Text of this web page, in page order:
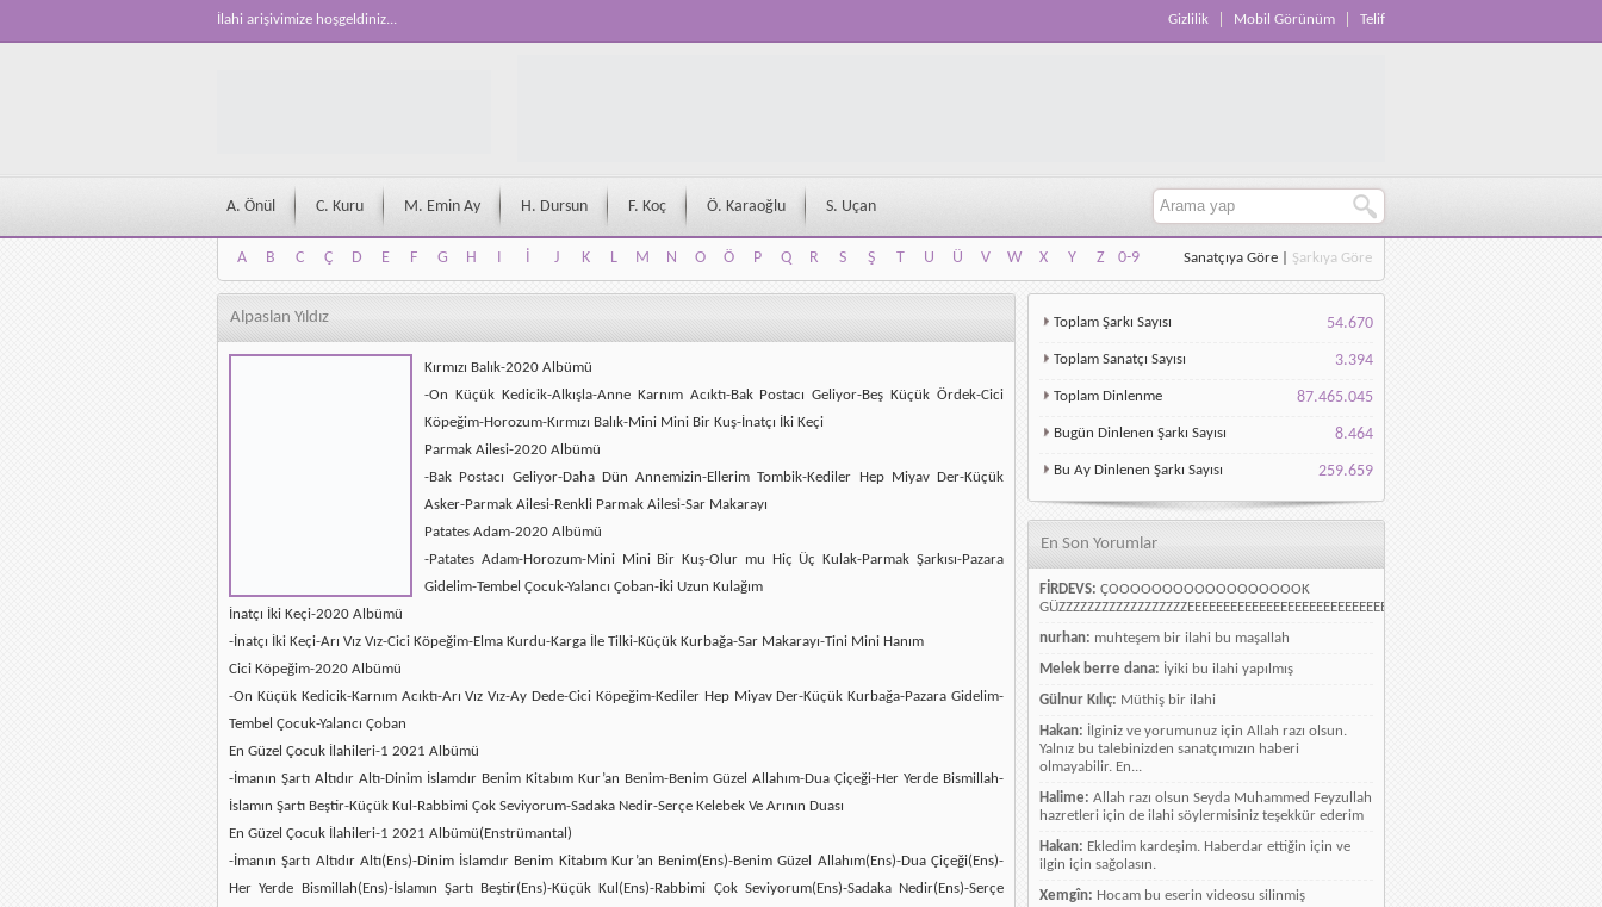
İlahi arişivimize hoşgeldiniz... Gizlilik Mobil Görünüm Telif
A. Önül C. Kuru M. Emin Ay H. Dursun F. Koç Ö. Karaoğlu S. Uçan
A B C Ç D E F G H I İ J K L M N O Ö P Q R S Ş T U Ü V W X Y Z
0-9
A
B C Ç D E F G H I İ J K L M N O Ö P Q R S Ş T U Ü V W X Y Z 0-9
Sanatçıya Göre Şarkıya Göre
Alpaslan Yıldız
Kırmızı Balık-2020 Albümü
-On Küçük Kedicik-Alkışla-Anne Karnım Acıktı-Bak Postacı Geliyor-Beş Küçük Ördek-Cici
Köpeğim-Horozum-Kırmızı Balık-Mini Mini Bir Kuş-İnatçı İki Keçi
Parmak Ailesi-2020 Albümü
-Bak Postacı Geliyor-Daha Dün Annemizin-Ellerim Tombik-Kediler Hep Miyav Der-Küçük
Asker-Parmak Ailesi-Renkli Parmak Ailesi-Sar Makarayı
Patates Adam-2020 Albümü
-Patates Adam-Horozum-Mini Mini Bir Kuş-Olur mu Hiç Üç Kulak-Parmak Şarkısı-Pazara
Gidelim-Tembel Çocuk-Yalancı Çoban-İki Uzun Kulağım
İnatçı İki Keçi-2020 Albümü
-İnatçı İki Keçi-Arı Vız Vız-Cici Köpeğim-Elma Kurdu-Karga İle Tilki-Küçük Kurbağa-Sar Makarayı-Tini Mini Hanım
Cici Köpeğim-2020 Albümü
-On Küçük Kedicik-Karnım Acıktı-Arı Vız Vız-Ay Dede-Cici Köpeğim-Kediler Hep Miyav Der-Küçük Kurbağa-Pazara Gidelim-
Tembel Çocuk-Yalancı Çoban
En Güzel Çocuk İlahileri-1 2021 Albümü
-İmanın Şartı Altıdır Altı-Dinim İslamdır Benim Kitabım Kur’an Benim-Benim Güzel Allahım-Dua Çiçeği-Her Yerde Bismillah-
İslamın Şartı Beştir-Küçük Kul-Rabbimi Çok Seviyorum-Sadaka Nedir-Serçe Kelebek Ve Arının Duası
En Güzel Çocuk İlahileri-1 2021 Albümü(Enstrümantal)
-İmanın Şartı Altıdır Altı(Ens)-Dinim İslamdır Benim Kitabım Kur’an Benim(Ens)-Benim Güzel Allahım(Ens)-Dua Çiçeği(Ens)-
Her Yerde Bismillah(Ens)-İslamın Şartı Beştir(Ens)-Küçük Kul(Ens)-Rabbimi Çok Seviyorum(Ens)-Sadaka Nedir(Ens)-Serçe
Toplam Şarkı Sayısı 54.670
Toplam Sanatçı Sayısı 3.394
Toplam Dinlenme 87.465.045
Bugün Dinlenen Şarkı Sayısı 8.464
Bu Ay Dinlenen Şarkı Sayısı 259.659
En Son Yorumlar
FİRDEVS: ÇOOOOOOOOOOOOOOOOOOK
GÜZZZZZZZZZZZZZZZZZZEEEEEEEEEEEEEEEEEEEEEEEEEEEEELLLLLLLLLLLLLLLLLLLLLLLL
nurhan: muhteşem bir ilahi bu maşallah
Melek berre dana: İyiki bu ilahi yapılmış
Gülnur Kılıç: Müthiş bir ilahi
Hakan: İlginiz ve yorumunuz için Allah razı olsun.
Yalnız bu talebinizden sanatçımızın haberi
olmayabilir. En...
Halime: Allah razı olsun Seyda Muhammed Feyzullah
hazretleri için de ilahi söylermisiniz teşekkür ederim
Hakan: Ekledim kardeşim. Haberdar ettiğin için ve
ilgin için sağolasın.
Xemgîn: Hocam bu eserin videosu silinmiş